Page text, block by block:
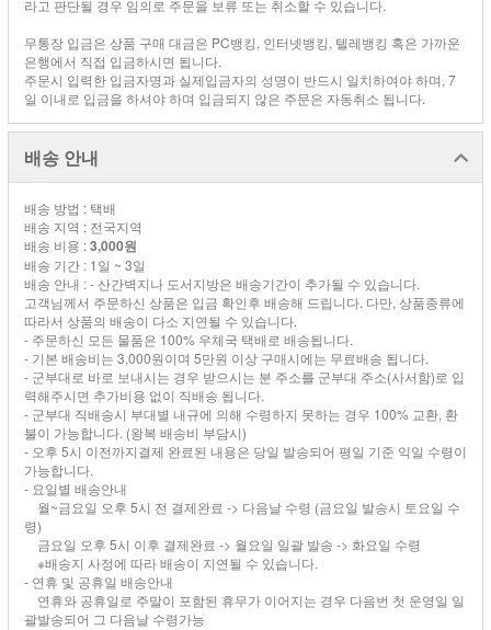
라고 판단될 경우 임의로 주문을 보류 또는 취소할 수 있습니다.
무통장 입금은 상품 구매 대금은 PC뱅킹, 인터넷뱅킹, 텔레뱅킹 혹은 가까운
은행에서 직접 입금하시면 됩니다.
주문시 입력한 입금자명과 실제입금자의 성명이 반드시 일치하여야 하며, 7
일 이내로 입금을 하셔야 하며 입금되지 않은 주문은 자동취소 됩니다.
배송 안내
배송 방법 : 택배
배송 지역 : 전국지역
배송 비용 :3,000원
배송 기간 : 1일 ~ 3일
배송 안내 : - 산간벽지나 도서지방은 배송기간이 추가될 수 있습니다.
고객님께서 주문하신 상품은 입금 확인후 배송해 드립니다. 다만, 상품종류에
따라서 상품의 배송이 다소 지연될 수 있습니다.
- 주문하신 모든 물품은 100% 우체국 택배로 배송됩니다.
- 기본 배송비는 3,000원이며 5만원 이상 구매시에는 무료배송 됩니다.
- 군부대로 바로 보내시는 경우 받으시는 분 주소를 군부대 주소(사서함)로 입
력해주시면 추가비용 없이 직배송 됩니다.
- 군부대 직배송시 부대별 내규에 의해 수령하지 못하는 경우 100% 교환, 환
불이 가능합니다. (왕복 배송비 부담시)
- 오후 5시 이전까지결제 완료된 내용은 당일 발송되어 평일 기준 익일 수령이
가능합니다.
- 요일별 배송안내
월~금요일 오후 5시 전 결제완료 -> 다음날 수령 (금요일 발송시 토요일 수
령)
금요일 오후 5시 이후 결제완료 -> 월요일 일괄 발송 -> 화요일 수령
※배송지 사정에 따라 배송이 지연될 수 있습니다.
- 연휴 및 공휴일 배송안내
연휴와 공휴일로 주말이 포함된 휴무가 이어지는 경우 다음번 첫 운영일 일
괄발송되어 그 다음날 수령가능